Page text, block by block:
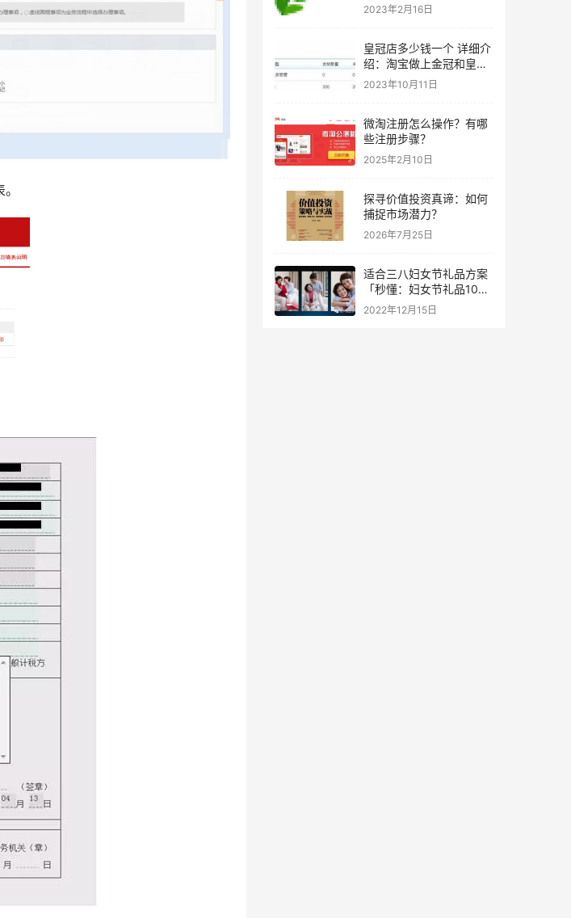
你看抖音访客足迹」
2023年2月16日
皇冠店多少钱一个 详细介
绍：淘宝做上金冠和皇冠
注意这5点
2023年10月11日
微淘注册怎么操作？有哪
些注册步骤？
2025年2月10日
探寻价值投资真谛：如何
捕捉市场潜力？
2026年7月25日
适合三八妇女节礼品方案
「秒懂：妇女节礼品100
元以内」
2022年12月15日